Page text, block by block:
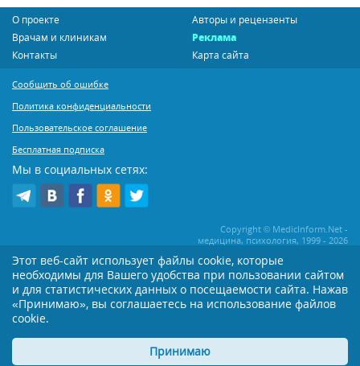
О проекте
Авторы и рецензенты
Врачам и клиникам
Реклама
Контакты
Карта сайта
Сообщить об ошибке
Политика конфиденциальности
Пользовательское соглашение
Бесплатная подписка
Мы в социальных сетях:
Copyright © MedicInform.Net -
медицина, психология, 1999 - 2026
Копирование или иное распространение статей нашего сайта строго
воспрещается. Копирование раздела "Новости" допускается при наличии
активной открытой для поисковиков ссылки на MedicInform.Net
Материалы на сайте представлены в справочных целях. Редакция не всегда
применением тех или иных рекомендаций настоятельно рекомендуется
посоветоваться с Вашим лечащим врачом!
Этот веб-сайт использует файлы cookie, которые
необходимы для Вашего удобства при пользовании сайтом
и для статистических данных о посещаемости сайта. Нажав
«Принимаю», вы соглашаетесь на использование файлов
cookie.
Принимаю